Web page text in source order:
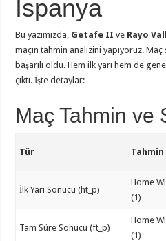
İspanya
Bu yazımızda, Getafe II ve Rayo
maçın tahmin analizini yapıyoruz.
başarılı oldu. Hem ilk yarı hem de
çıktı. İşte detaylar:
Maç Tahmin ve
Tür Tahmin
İlk Yarı Sonucu (ht_p)
Home
(1)
Tam Süre Sonucu (ft_p)
Home
(1)